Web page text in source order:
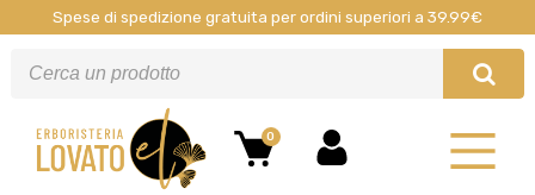
Spese di spedizione gratuita per ordini superiori a 39.99€
0